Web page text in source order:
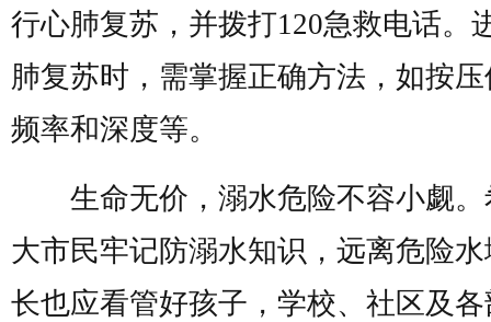
行心肺复苏，并拨打120急救电话。
肺复苏时，需掌握正确方法，如按
频率和深度等。
生命无价，溺水危险不容小觑。
大市民牢记防溺水知识，远离危险
长也应看管好孩子，学校、社区及